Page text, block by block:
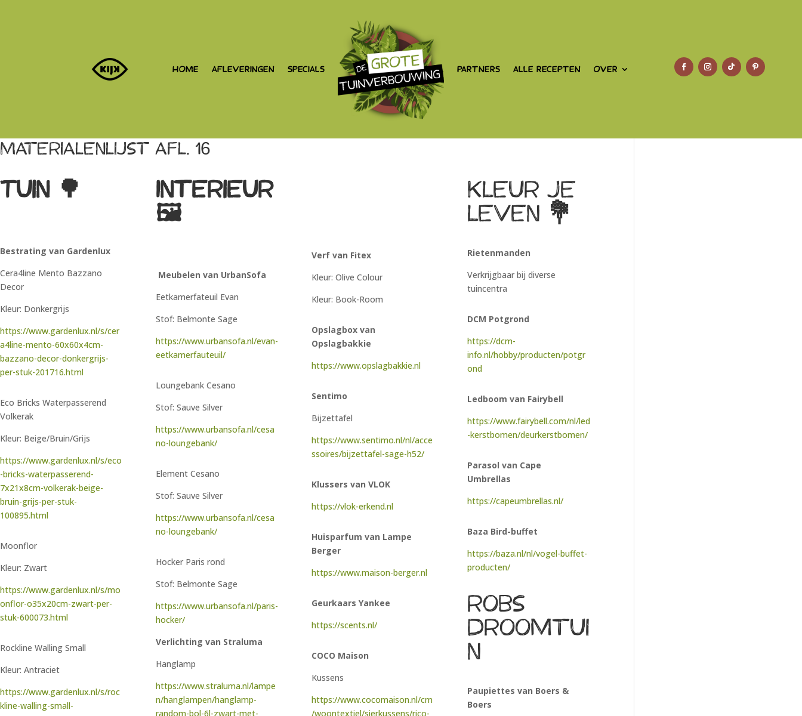
HOME AFLEVERINGEN SPECIALS PARTNERS ALLE RECEPTEN OVER
Materialenlijst afl. 16
Tuin 🌳
Bestrating van Gardenlux
Cera4line Mento Bazzano
Decor
Kleur: Donkergrijs
https://www.gardenlux.nl/s/cer
a4line-mento-60x60x4cm-
bazzano-decor-donkergrijs-
per-stuk-201716.html
Eco Bricks Waterpasserend
Volkerak
Kleur: Beige/Bruin/Grijs
https://www.gardenlux.nl/s/eco
-bricks-waterpasserend-
7x21x8cm-volkerak-beige-
bruin-grijs-per-stuk-
100895.html
Moonflor
Kleur: Zwart
https://www.gardenlux.nl/s/mo
onflor-o35x20cm-zwart-per-
stuk-600073.html
Rockline Walling Small
Kleur: Antraciet
https://www.gardenlux.nl/s/roc
kline-walling-small-
Interieur
🖼
Meubelen van UrbanSofa
Eetkamerfateuil Evan
Stof: Belmonte Sage
https://www.urbansofa.nl/evan-
eetkamerfauteuil/
Loungebank Cesano
Stof: Sauve Silver
https://www.urbansofa.nl/cesa
no-loungebank/
Element Cesano
Stof: Sauve Silver
https://www.urbansofa.nl/cesa
no-loungebank/
Hocker Paris rond
Stof: Belmonte Sage
https://www.urbansofa.nl/paris-
hocker/
Verlichting van Straluma
Hanglamp
https://www.straluma.nl/lampe
n/hanglampen/hanglamp-
random-bol-6l-zwart-met-
Verf van Fitex
Kleur: Olive Colour
Kleur: Book-Room
Opslagbox van
Opslagbakkie
https://www.opslagbakkie.nl
Sentimo
Bijzettafel
https://www.sentimo.nl/nl/acce
ssoires/bijzettafel-sage-h52/
Klussers van VLOK
https://vlok-erkend.nl
Huisparfum van Lampe
Berger
https://www.maison-berger.nl
Geurkaars Yankee
https://scents.nl/
COCO Maison
Kussens
https://www.cocomaison.nl/cm
/woontextiel/sierkussens/rico-
Kleur je
leven 💐
Rietenmanden
Verkrijgbaar bij diverse
tuincentra
DCM Potgrond
https://dcm-
info.nl/hobby/producten/potgr
ond
Ledboom van Fairybell
https://www.fairybell.com/nl/led
-kerstbomen/deurkerstbomen/
Parasol van Cape
Umbrellas
https://capeumbrellas.nl/
Baza Bird-buffet
https://baza.nl/nl/vogel-buffet-
producten/
robs
droomtui
n
Paupiettes van Boers &
Boers